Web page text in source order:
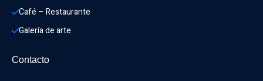
Café – Restaurante
Galería de arte
Contacto